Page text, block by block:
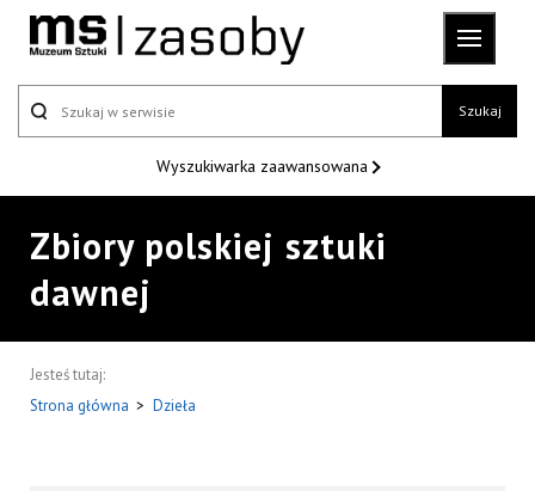
Szukaj
Wyszukiwarka zaawansowana
Zbiory polskiej sztuki
dawnej
Jesteś tutaj:
Strona główna > Dzieła